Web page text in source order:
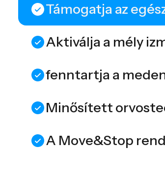
Támogatja az
Aktiválja a mély
fenntartja a
Minősített
A Move&Stop